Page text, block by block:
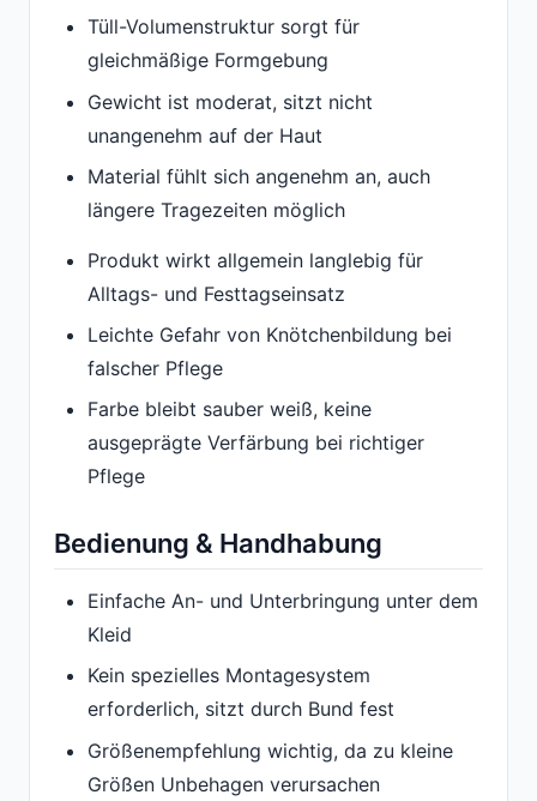
Tüll-Volumenstruktur sorgt für
gleichmäßige Formgebung
Gewicht ist moderat, sitzt nicht
unangenehm auf der Haut
Material fühlt sich angenehm an, auch
längere Tragezeiten möglich
Produkt wirkt allgemein langlebig für
Alltags- und Festtagseinsatz
Leichte Gefahr von Knötchenbildung bei
falscher Pflege
Farbe bleibt sauber weiß, keine
ausgeprägte Verfärbung bei richtiger
Pflege
Bedienung & Handhabung
Einfache An- und Unterbringung unter dem
Kleid
Kein spezielles Montagesystem
erforderlich, sitzt durch Bund fest
Größenempfehlung wichtig, da zu kleine
Größen Unbehagen verursachen